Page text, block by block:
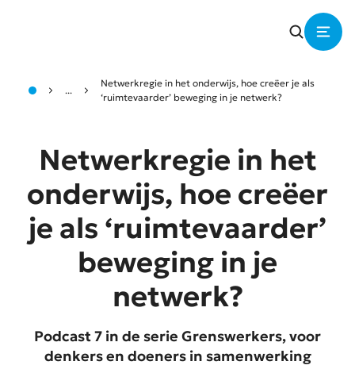
...
Netwerkregie in het onderwijs, hoe creëer je als
‘ruimtevaarder’ beweging in je netwerk?
Netwerkregie in het
onderwijs, hoe creëer
je als ‘ruimtevaarder’
beweging in je
netwerk?
Podcast 7 in de serie Grenswerkers, voor
denkers en doeners in samenwerking